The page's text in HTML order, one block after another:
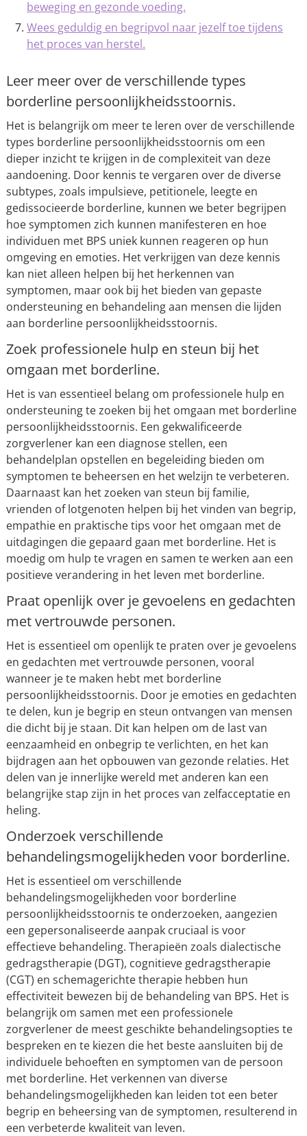
beweging en gezonde voeding.
Wees geduldig en begripvol naar jezelf toe tijdens
het proces van herstel.
Leer meer over de verschillende types
borderline persoonlijkheidsstoornis.
Het is belangrijk om meer te leren over de verschillende
types borderline persoonlijkheidsstoornis om een
dieper inzicht te krijgen in de complexiteit van deze
aandoening. Door kennis te vergaren over de diverse
subtypes, zoals impulsieve, petitionele, leegte en
gedissocieerde borderline, kunnen we beter begrijpen
hoe symptomen zich kunnen manifesteren en hoe
individuen met BPS uniek kunnen reageren op hun
omgeving en emoties. Het verkrijgen van deze kennis
kan niet alleen helpen bij het herkennen van
symptomen, maar ook bij het bieden van gepaste
ondersteuning en behandeling aan mensen die lijden
aan borderline persoonlijkheidsstoornis.
Zoek professionele hulp en steun bij het
omgaan met borderline.
Het is van essentieel belang om professionele hulp en
ondersteuning te zoeken bij het omgaan met borderline
persoonlijkheidsstoornis. Een gekwalificeerde
zorgverlener kan een diagnose stellen, een
behandelplan opstellen en begeleiding bieden om
symptomen te beheersen en het welzijn te verbeteren.
Daarnaast kan het zoeken van steun bij familie,
vrienden of lotgenoten helpen bij het vinden van begrip,
empathie en praktische tips voor het omgaan met de
uitdagingen die gepaard gaan met borderline. Het is
moedig om hulp te vragen en samen te werken aan een
positieve verandering in het leven met borderline.
Praat openlijk over je gevoelens en gedachten
met vertrouwde personen.
Het is essentieel om openlijk te praten over je gevoelens
en gedachten met vertrouwde personen, vooral
wanneer je te maken hebt met borderline
persoonlijkheidsstoornis. Door je emoties en gedachten
te delen, kun je begrip en steun ontvangen van mensen
die dicht bij je staan. Dit kan helpen om de last van
eenzaamheid en onbegrip te verlichten, en het kan
bijdragen aan het opbouwen van gezonde relaties. Het
delen van je innerlijke wereld met anderen kan een
belangrijke stap zijn in het proces van zelfacceptatie en
heling.
Onderzoek verschillende
behandelingsmogelijkheden voor borderline.
Het is essentieel om verschillende
behandelingsmogelijkheden voor borderline
persoonlijkheidsstoornis te onderzoeken, aangezien
een gepersonaliseerde aanpak cruciaal is voor
effectieve behandeling. Therapieën zoals dialectische
gedragstherapie (DGT), cognitieve gedragstherapie
(CGT) en schemagerichte therapie hebben hun
effectiviteit bewezen bij de behandeling van BPS. Het is
belangrijk om samen met een professionele
zorgverlener de meest geschikte behandelingsopties te
bespreken en te kiezen die het beste aansluiten bij de
individuele behoeften en symptomen van de persoon
met borderline. Het verkennen van diverse
behandelingsmogelijkheden kan leiden tot een beter
begrip en beheersing van de symptomen, resulterend in
een verbeterde kwaliteit van leven.